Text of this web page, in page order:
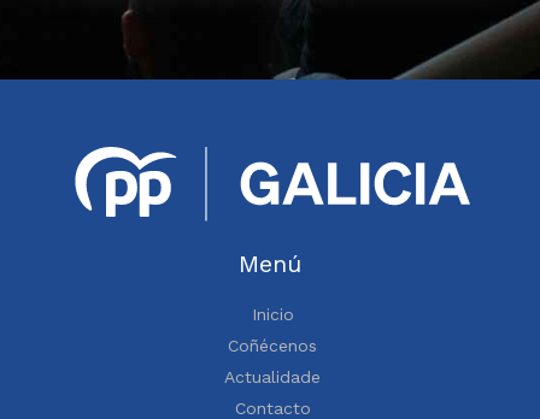
Menú
Inicio
Coñécenos
Actualidade
Contacto